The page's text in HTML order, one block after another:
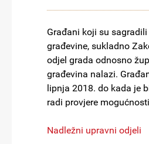
Građani koji su
građevine, sukladno
odjel grada odnosno
građevina nalazi.
lipnja 2018. do kada je
radi provjere
Nadležni upravni odjeli